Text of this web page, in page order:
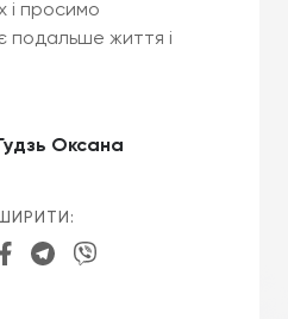
і просимо
подальше життя і
Оксана